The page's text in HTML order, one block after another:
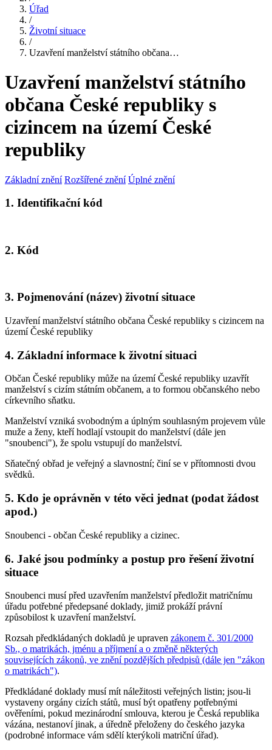
Úřad
/
Životní situace
/
Uzavření manželství státního občana…
Uzavření manželství státního
občana České republiky s
cizincem na území České
republiky
Základní znění Rozšířené znění Úplné znění
1. Identifikační kód
2. Kód
3. Pojmenování (název) životní situace
Uzavření manželství státního občana České republiky s cizincem na
území České republiky
4. Základní informace k životní situaci
Občan České republiky může na území České republiky uzavřít
manželství s cizím státním občanem, a to formou občanského nebo
církevního sňatku.
Manželství vzniká svobodným a úplným souhlasným projevem vůle
muže a ženy, kteří hodlají vstoupit do manželství (dále jen
"snoubenci"), že spolu vstupují do manželství.
Sňatečný obřad je veřejný a slavnostní; činí se v přítomnosti dvou
svědků.
5. Kdo je oprávněn v této věci jednat (podat žádost
apod.)
Snoubenci - občan České republiky a cizinec.
6. Jaké jsou podmínky a postup pro řešení životní
situace
Snoubenci musí před uzavřením manželství předložit matričnímu
úřadu potřebné předepsané doklady, jimiž prokáží právní
způsobilost k uzavření manželství.
Rozsah předkládaných dokladů je upraven zákonem č. 301/2000
Sb., o matrikách, jménu a příjmení a o změně některých
souvisejících zákonů, ve znění pozdějších předpisů (dále jen "zákon
o matrikách").
Předkládané doklady musí mít náležitosti veřejných listin; jsou-li
vystaveny orgány cizích států, musí být opatřeny potřebnými
ověřeními, pokud mezinárodní smlouva, kterou je Česká republika
vázána, nestanoví jinak, a úředně přeloženy do českého jazyka
(podrobné informace vám sdělí kterýkoli matriční úřad).